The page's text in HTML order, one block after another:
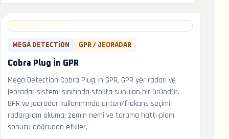
MEGA DETECTION GPR / JEORADAR
Cobra Plug İn GPR
Mega Detection Cobra Plug İn GPR, GPR yer radarı ve
jeoradar sistemi sınıfında stokta sunulan bir üründür.
GPR ve jeoradar kullanımında anten/frekans seçimi,
radargram okuma, zemin nemi ve tarama hattı planı
sonucu doğrudan etkiler.